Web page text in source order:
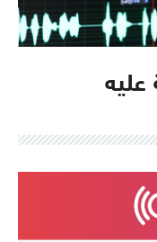
عليه